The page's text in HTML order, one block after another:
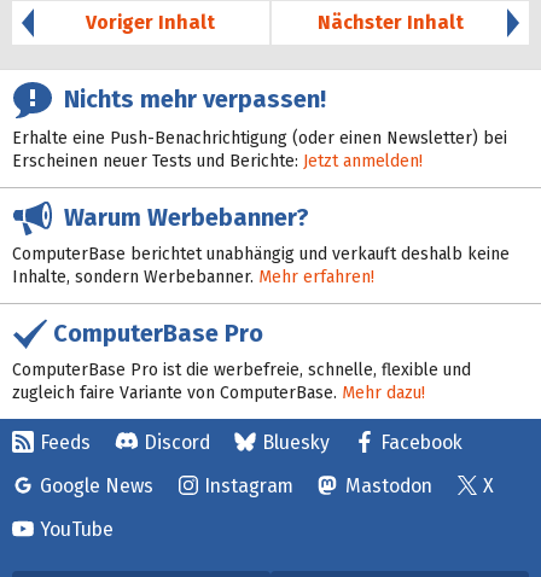
Voriger Inhalt
Nächster Inhalt
Nichts mehr verpassen!
Erhalte eine Push-Benachrichtigung (oder einen Newsletter) bei
Erscheinen neuer Tests und Berichte: Jetzt anmelden!
Warum Werbebanner?
ComputerBase berichtet unabhängig und verkauft deshalb keine
Inhalte, sondern Werbebanner. Mehr erfahren!
ComputerBase Pro
ComputerBase Pro ist die werbefreie, schnelle, flexible und
zugleich faire Variante von ComputerBase. Mehr dazu!
Feeds Discord Bluesky
Facebook
Google News
Instagram Mastodon
X
YouTube